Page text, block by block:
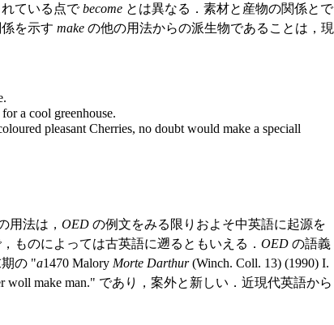
ている点でbecome とは異なる．素材と産物の関係とで
を示す make の他の用法からの派生物であることは，現
a cool greenhouse.
pleasant Cherries, no doubt would make a speciall
用法は， OED の例文をみる限りおよそ中英語に起源を
ものによっては古英語に遡るともいえる． OED の語義
の "a1470 Malory Morte Darthur(Winch. Coll. 13) (1990) I.
woll make man." であり，案外と新しい．近現代英語から